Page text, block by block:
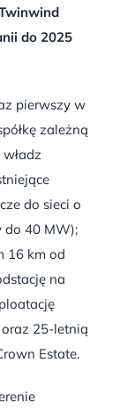
do 2025
pierwszy w
zależną
do sieci o
do 40 MW);
16 km od
na
25-letnią
Estate.